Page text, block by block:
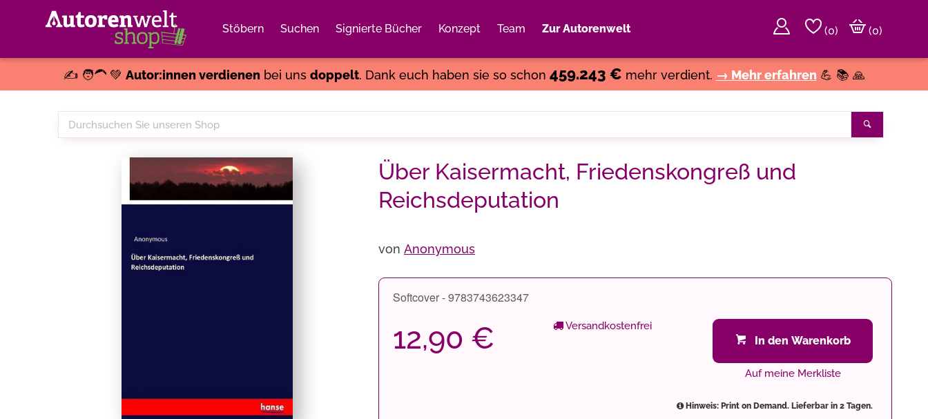
Stöbern Suchen Signierte Bücher Konzept Team Zur Autorenwelt (0)
(0)
✍️ 🧑‍🦱 💚 Autor:innen verdienenbei uns doppelt. Dank euch haben sie so schon 459.243 € mehr verdient. → Mehr erfahren 💪 📚 🙏
Durchsuchen
Sie
Über Kaisermacht, Friedenskongreß und
Reichsdeputation
von Anonymous
Softcover - 9783743623347
12,90 € Versandkostenfrei
In den Warenkorb
Auf meine Merkliste
Hinweis: Print on Demand. Lieferbar in 2 Tagen.